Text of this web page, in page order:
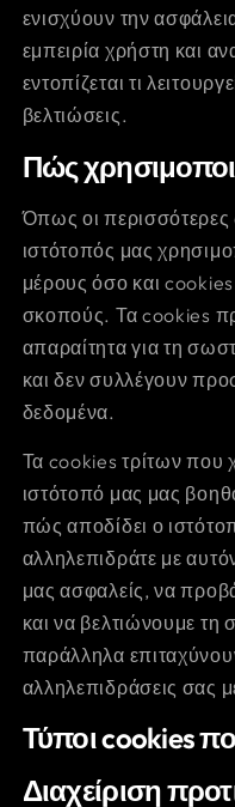
ενισχύουν την
εμπειρία χρήστη και
εντοπίζεται τι
βελτιώσεις.
Πώς
Όπως οι περισσότερες
ιστότοπός μας
μέρους όσο και
σκοπούς. Τα cookies
απαραίτητα για τη
και δεν συλλέγουν
δεδομένα.
Τα cookies τρίτων που
ιστότοπό μας μας
πώς αποδίδει ο
αλληλεπιδράτε με
μας ασφαλείς, να
και να βελτιώνουμε τη
παράλληλα
αλληλεπιδράσεις σας
Τύποι cookies
Διαχείριση